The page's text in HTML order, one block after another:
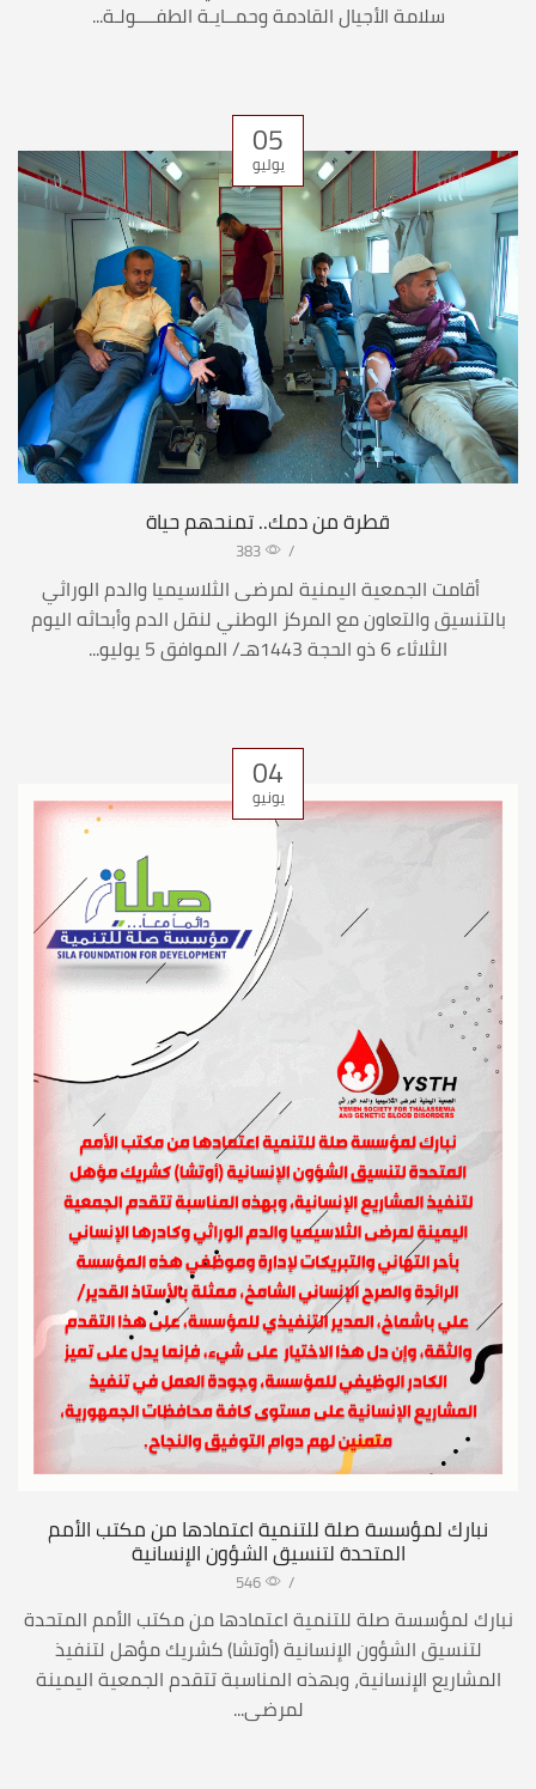
سلامة الأجيال القادمة وحمــايـة الطفــــولـة...
05
يوليو
قطرة من دمك.. تمنحهم حياة
/
383
أقامت الجمعية اليمنية لمرضى الثلاسيميا والدم الوراثي
بالتنسيق والتعاون مع المركز الوطني لنقل الدم وأبحاثه اليوم
الثلاثاء 6 ذو الحجة 1443هـ/ الموافق 5 يوليو...
04
يونيو
نبارك لمؤسسة صلة للتنمية اعتمادها من مكتب الأمم
المتحدة لتنسيق الشؤون الإنسانية
/
546
نبارك لمؤسسة صلة للتنمية اعتمادها من مكتب الأمم المتحدة
لتنسيق الشؤون الإنسانية (أوتشا) كشريك مؤهل لتنفيذ
المشاريع الإنسانية، وبهذه المناسبة تتقدم الجمعية اليمينة
لمرضى...